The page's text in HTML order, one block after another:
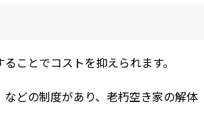
ことでコストを抑えられます。
などの制度があり、老朽空き家の解体